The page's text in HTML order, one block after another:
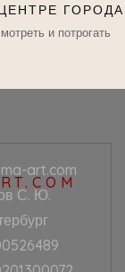
ГОРОДА
и потрогать
art.com
С. Ю.